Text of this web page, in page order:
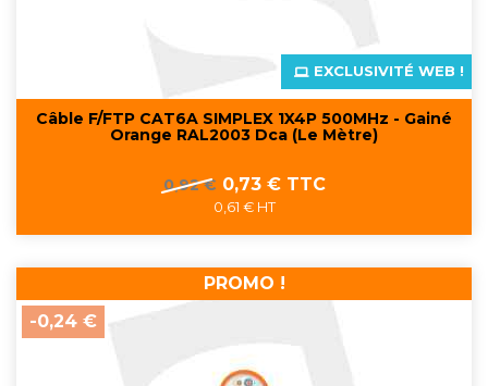
Câble F/FTP CAT6A SIMPLEX 1X4P 500MHz - Gainé
Orange RAL2003 Dca (Le Mètre)
Prix
0,92 € Prix
0,73 € TTC
0,61 € HT
EXCLUSIVITÉ WEB !
PROMO !
-0,24 €